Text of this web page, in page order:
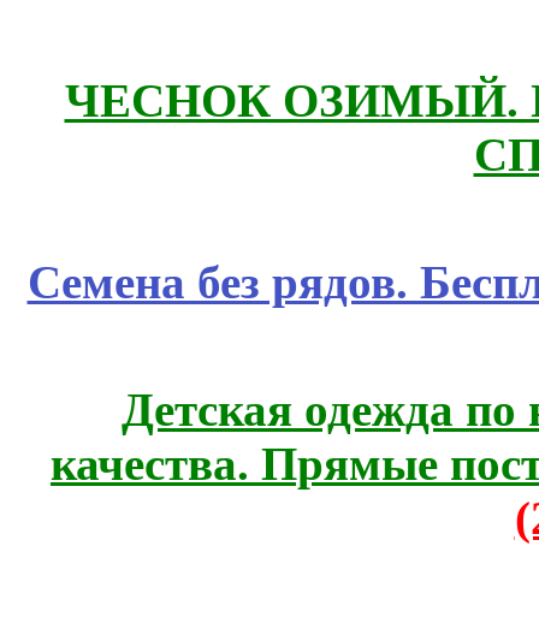
ЧЕСНОК ОЗИМЫЙ.
Семена без рядов.
Детская одежда
качества. Прямые